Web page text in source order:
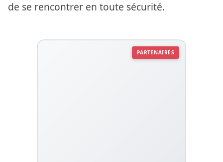
de se rencontrer en toute sécurité.
PARTENAIRES